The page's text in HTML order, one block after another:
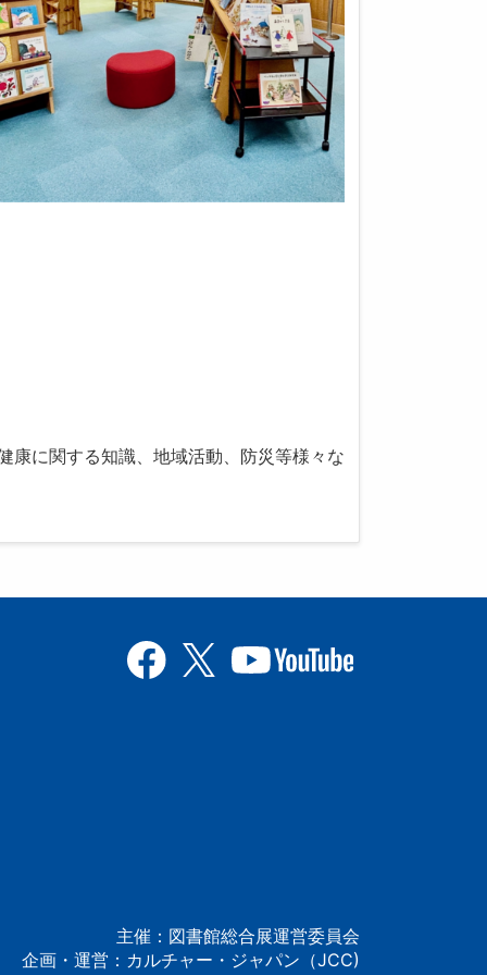
康に関する知識、地域活動、防災等様々な
主催：図書館総合展運営委員会
企画・運営：カルチャー・ジャパン（JCC)